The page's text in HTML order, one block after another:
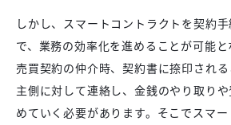
しかし、スマートコントラクトを契約
で、業務の効率化を進めることが可能と
売買契約の仲介時、契約書に捺印され
主側に対して連絡し、金銭のやり取り
めていく必要があります。そこでスマ